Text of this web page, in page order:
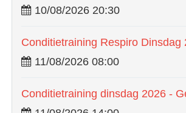
10/08/2026 20:30
Conditietraining Respiro Dinsdag
11/08/2026 08:00
Conditietraining dinsdag 2026 -